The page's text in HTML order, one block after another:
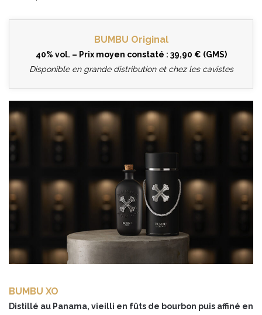
BUMBU Original
40% vol. – Prix moyen constaté : 39,90 € (GMS)
Disponible en grande distribution et chez les cavistes
BUMBU XO
Distillé au Panama, vieilli en fûts de bourbon puis affiné en